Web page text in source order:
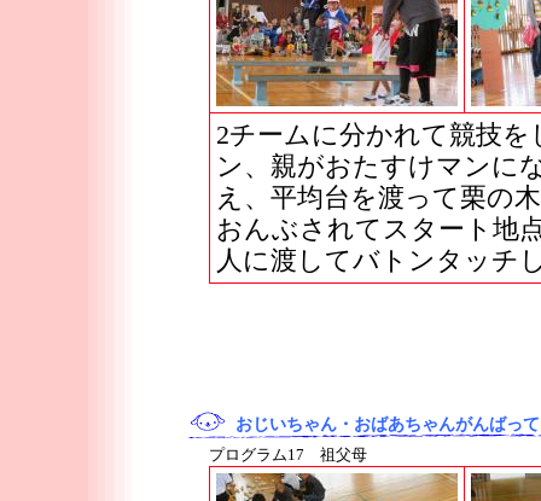
2チームに分かれて競技
ン、親がおたすけマンに
え、平均台を渡って栗の
おんぶされてスタート地
人に渡してバトンタッチ
おじいちゃん・おばあちゃんがんばっ
プログラム17 祖父母